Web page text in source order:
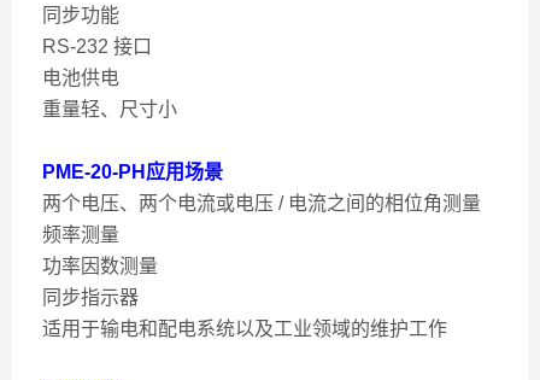
同步功能
RS-232 接口
电池供电
重量轻、尺寸小
PME-20-PH应用场景
两个电压、两个电流或电压 / 电流之间的相位角测量
频率测量
功率因数测量
同步指示器
适用于输电和配电系统以及工业领域的维护工作